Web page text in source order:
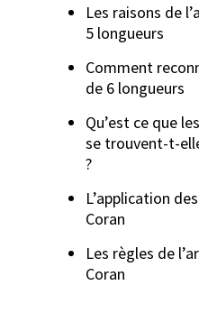
Les raisons de
5 longueurs
Comment
de 6 longueurs
Qu’est ce que
se trouvent-t-
?
L’application
Coran
Les règles de
Coran